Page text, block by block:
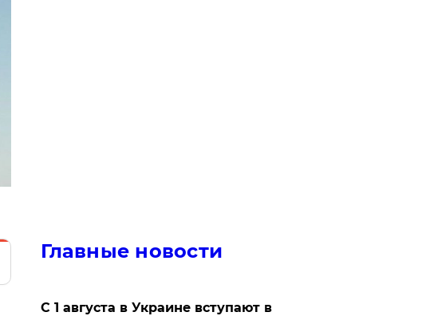
Главные новости
С 1 августа в Украине вступают в